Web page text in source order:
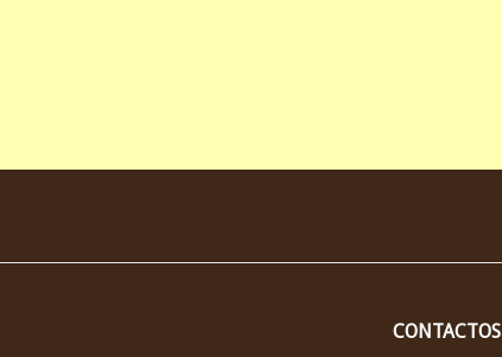
CONTACTOS